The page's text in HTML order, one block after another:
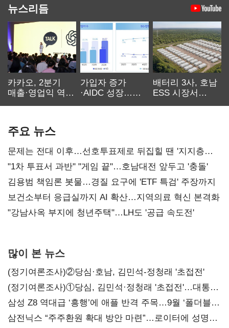
뉴스리듬
카카오, 2분기
매출·영업익 역대
가입자 증가
·AIDC 성장…
배터리 3사, 호남
ESS 시장서
주요 뉴스
문제는 전대 이후…선호투표제로 뒤집힐 땐 '지지층
불복'
"1차 투표서 과반" "게임 끝"…호남대전 앞두고 '충돌'
김용범 책임론 봇물…경질 요구에 'ETF 특검' 주장까지
보건소부터 응급실까지 AI 확산…지역의료 혁신 본격화
"강남사옥 부지에 청년주택"…LH도 '공급 속도전'
많이 본 뉴스
(정기여론조사)②당심·호남, 김민석-정청래 '초접전'
(정기여론조사)①당심, 김민석·정청래 '초접전'…대통령
지지도 '50% 아래로'(종합)
삼성 Z8 역대급 ‘흥행’에 애플 반격 주목…9월 ‘폴더블
대전’
삼전닉스 “주주환원 확대 방안 마련”…로이터에 성명